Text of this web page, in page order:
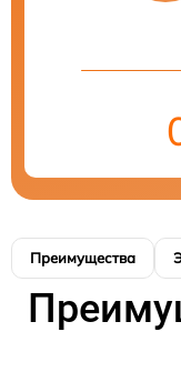
Преимущества